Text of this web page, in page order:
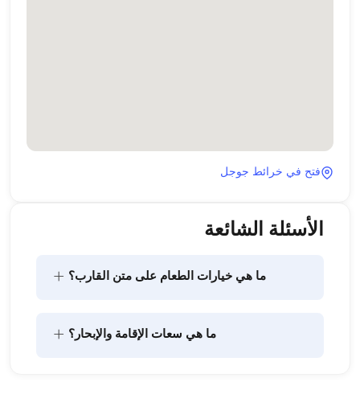
فتح في خرائط جوجل
الأسئلة الشائعة
ما هي خيارات الطعام على متن القارب؟ +
ما هي سعات الإقامة والإبحار؟ +